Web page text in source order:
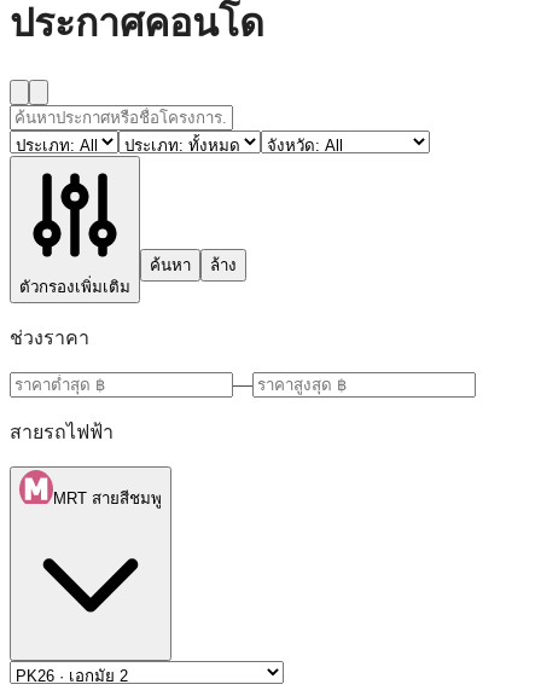
ประกาศคอนโด
ตัวกรองเพิ่มเติม
ค้นหา ล้าง
ช่วงราคา
—
สายรถไฟฟ้า
MRT สายสีชมพู